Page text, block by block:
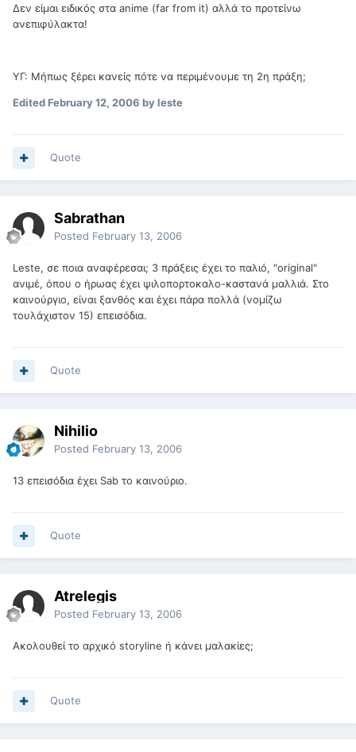
Δεν είμαι ειδικός στα anime (far from it) αλλά το προτείνω
ανεπιφύλακτα!
ΥΓ: Μήπως ξέρει κανείς πότε να περιμένουμε τη 2η πράξη;
EditedFebruary 12, 2006 by leste
Quote
Sabrathan
Posted February 13, 2006
Leste, σε ποια αναφέρεσαι; 3 πράξεις έχει το παλιό, "original"
ανιμέ, όπου ο ήρωας έχει ψιλοπορτοκαλο-καστανά μαλλιά. Στο
καινούργιο, είναι ξανθός και έχει πάρα πολλά (νομίζω
τουλάχιστον 15) επεισόδια.
Quote
Nihilio
Posted February 13, 2006
13 επεισόδια έχει Sab το καινούριο.
Quote
Atrelegis
Posted February 13, 2006
Ακολουθεί το αρχικό storyline ή κάνει μαλακίες;
Quote